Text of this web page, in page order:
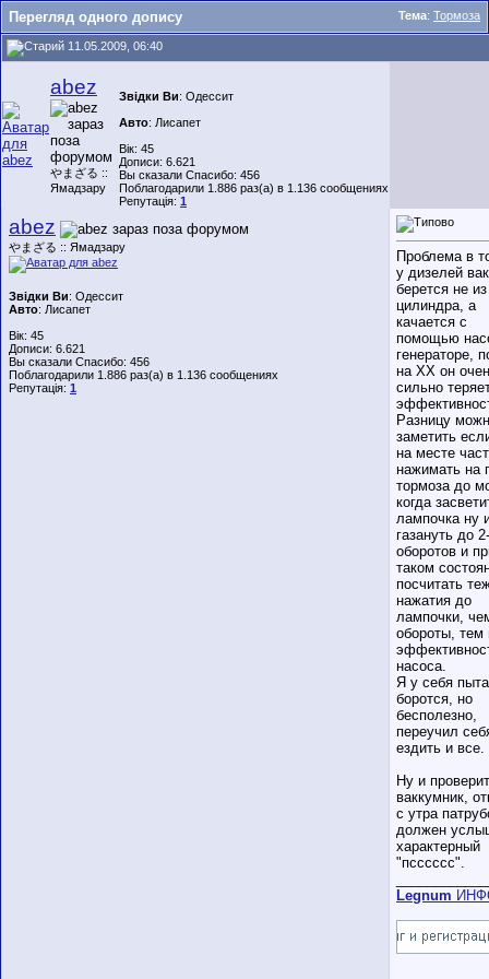
Тема: Тормоза
Перегляд одного допису
11.05.2009, 06:40
abez
やまざる ::
Ямадзару
Звідки Ви: Одессит
Авто: Лисапет
Вік: 45
Дописи: 6.621
Вы сказали Спасибо: 456
Поблагодарили 1.886 раз(а) в 1.136 сообщениях
Репутація: 1
abez
やまざる :: Ямадзару
Звідки Ви: Одессит
Авто: Лисапет
Вік: 45
Дописи: 6.621
Вы сказали Спасибо: 456
Поблагодарили 1.886 раз(а) в 1.136 сообщениях
Репутація: 1
Проблема в
у дизелей
берется не из
цилиндра, а
качается с
помощью
генераторе,
на ХХ он
сильно
Разницу
заметить
на месте
нажимать на
тормоза до
когда
лампочка ну
газануть до
оборотов и
таком
посчитать
нажатия до
лампочки,
обороты,
насоса.
Я у себя
боротся, но
бесполезно,
переучил
ездить и все.
Ну и
ваккумник,
с утра
должен
характерный
"псссссс".
Legnum